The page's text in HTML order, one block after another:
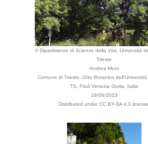
© Dipartimento di Scienze della Vita, Università
Trieste
Andrea Moro
Comune di Trieste, Orto Botanico dell'Università
TS, Friuli Venezia Giulia, Italia
19/06/2023
Distributed under CC BY-SA 4.0 license.